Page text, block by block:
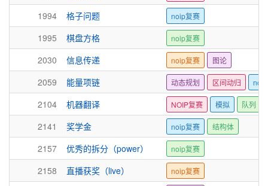
1994 格子问题 noip复赛
1995 棋盘方格 noip复赛
2030 信息传递 noip复赛 图论
2059 能量项链 动态规划 区间动归
2104 机器翻译 NOIP复赛 模拟 队列
2141 奖学金 noip复赛 结构体
2157 优秀的拆分（power） noip复赛
2158 直播获奖（live） noip复赛